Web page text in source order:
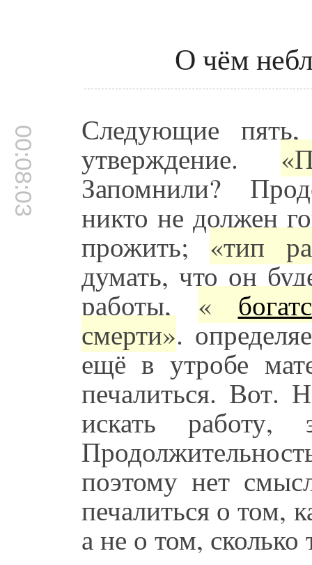
О чём
00:08:03 Следующие пять,
утверждение.
Запомнили?
никто не должен
прожить; «тип
думать, что он
работы, «
смерти».
ещё в утробе
печалиться. Вот.
искать работу,
поэтому нет
печалиться о том,
а не о том,